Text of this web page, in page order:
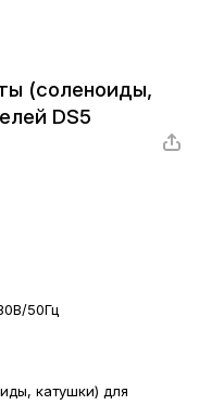
(соленоиды,
DS5
50Гц
катушки) для